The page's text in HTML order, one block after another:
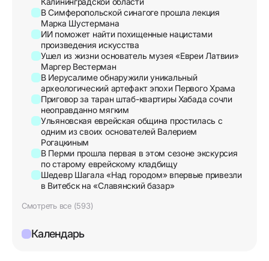
В Симферопольской синагоге прошла лекция
Марка Шустермана
ИИ поможет найти похищенные нацистами
произведения искусства
Ушел из жизни основатель музея «Евреи Латвии»
Маргер Вестерман
В Иерусалиме обнаружили уникальный
археологический артефакт эпохи Первого Храма
Приговор за таран штаб-квартиры Хабада сочли
неоправданно мягким
Ульяновская еврейская община простилась с
одним из своих основателей Валерием
Рогацкиным
В Перми прошла первая в этом сезоне экскурсия
по старому еврейскому кладбищу
Шедевр Шагала «Над городом» впервые привезли
в Витебск на «Славянский базар»
Смотреть все (593)
Календарь